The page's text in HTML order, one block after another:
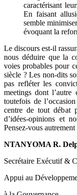
caractérisant
En faisant
semble
évoquant la
Le discours est-il
nous déduire que la
voies probables pour
siècle ? Les non-dits
pas refléter les
meetings dont
toutefois de
centre de tout débat
d’idées-opinions et
Pensez-vous autrement
NTANYOMA R.
Secrétaire Exécutif &
Appui au